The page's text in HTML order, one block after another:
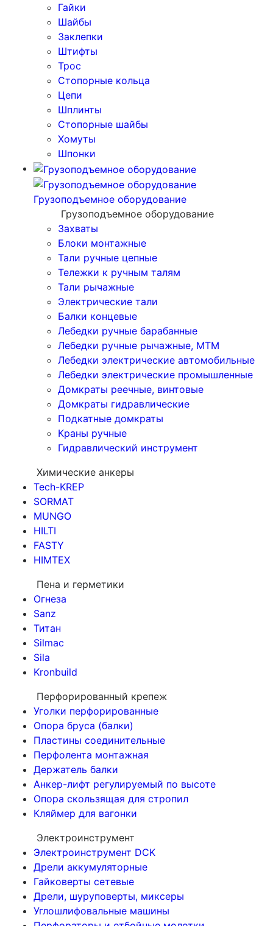
Гайки
Шайбы
Заклепки
Штифты
Трос
Стопорные кольца
Цепи
Шплинты
Стопорные шайбы
Хомуты
Шпонки
Грузоподъемное оборудование
Грузоподъемное оборудование
Захваты
Блоки монтажные
Тали ручные цепные
Тележки к ручным талям
Тали рычажные
Электрические тали
Балки концевые
Лебедки ручные барабанные
Лебедки ручные рычажные, МТМ
Лебедки электрические автомобильные
Лебедки электрические промышленные
Домкраты реечные, винтовые
Домкраты гидравлические
Подкатные домкраты
Краны ручные
Гидравлический инструмент
Химические анкеры
Tech-KREP
SORMAT
MUNGO
HILTI
FASTY
HIMTEX
Пена и герметики
Огнеза
Sanz
Титан
Silmac
Sila
Kronbuild
Перфорированный крепеж
Уголки перфорированные
Опора бруса (балки)
Пластины соединительные
Перфолента монтажная
Держатель балки
Анкер-лифт регулируемый по высоте
Опора скользящая для стропил
Кляймер для вагонки
Электроинструмент
Электроинструмент DCK
Дрели аккумуляторные
Гайковерты сетевые
Дрели, шуруповерты, миксеры
Углошлифовальные машины